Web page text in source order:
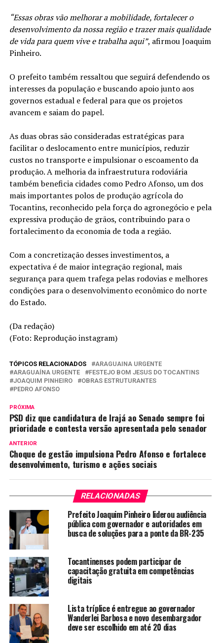
“Essas obras vão melhorar a mobilidade, fortalecer o
desenvolvimento da nossa região e trazer mais qualidade
de vida para quem vive e trabalha aqui”, afirmou Joaquim
Pinheiro.
O prefeito também ressaltou que seguirá defendendo os
interesses da população e buscando apoio junto aos
governos estadual e federal para que os projetos
avancem e saiam do papel.
As duas obras são consideradas estratégicas para
facilitar o deslocamento entre municípios, reduzir
custos no transporte e impulsionar o escoamento da
produção. A melhoria da infraestrutura rodoviária
também beneficia cidades como Pedro Afonso, um dos
mais importantes polos de produção agrícola do
Tocantins, reconhecido pela força do agronegócio e pela
expressiva produção de grãos, contribuindo para o
fortalecimento da economia de toda a região.
Com a concretização desses investimentos, a
expectativa é de maior integração regional, mais
segurança para quem trafega pelas rodovias e melhores
condições para o desenvolvimento econômico do norte
do Estado.
(Da redação)
(Foto: Reprodução instagram)
TÓPICOS RELACIONADOS
ARAGUAINA URGENTE
ARAGUAÍNA URGENTE
FESTEJO BOM JESUS DO TOCANTINS
JOAQUIM PINHEIRO
OBRAS ESTRUTURANTES
PEDRO AFONSO
PRÓXIMA
PSD diz que candidatura de Irajá ao Senado sempre foi
prioridade e contesta versão apresentada pelo senador
ANTERIOR
Choque de gestão impulsiona Pedro Afonso e fortalece
desenvolvimento, turismo e ações sociais
RELACIONADAS
Prefeito Joaquim Pinheiro liderou audiência
pública com governador e autoridades em
busca de soluções para a ponte da BR-235
Tocantinenses podem participar de
capacitação gratuita em competências
digitais
Lista tríplice é entregue ao governador
Wanderlei Barbosa e novo desembargador
deve ser escolhido em até 20 dias